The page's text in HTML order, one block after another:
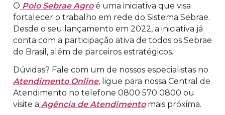
O Polo Sebrae Agroé uma iniciativa que visa
fortalecer o trabalho em rede do Sistema Sebrae.
Desde o seu lançamento em 2022, a iniciativa já
conta com a participação ativa de todos os Sebrae
do Brasil, além de parceiros estratégicos.
Dúvidas? Fale com um de nossos especialistas no
Atendimento Online, ligue para nossa Central de
Atendimento no telefone 0800 570 0800 ou
visite a Agência de Atendimentomais próxima.